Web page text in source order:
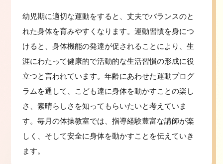
幼児期に適切な運動をすると、丈夫でバランスのと
れた身体を育みやすくなります。運動習慣を身につ
けると、身体機能の発達が促されることにより、生
涯にわたって健康的で活動的な生活習慣の形成に役
立つと言われています。年齢にあわせた運動プログ
ラムを通して、こども達に身体を動かすことの楽し
さ、素晴らしさを知ってもらいたいと考えていま
す。毎月の体操教室では、指導経験豊富な講師が楽
しく、そして安全に身体を動かすことを伝えていき
ます。